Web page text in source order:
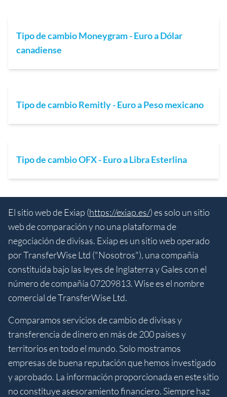
Tipo de cambio Moneygram - Euro a Dólar
canadiense
Tipo de cambio Remitly - Euro a Peso mexicano
Tipo de cambio OFX - Euro a Libra Esterlina
El sitio web de Exiap (https://exiap.es/) es solo un sitio
web de comparación y no una plataforma de
negociación de divisas. Exiap es un sitio web operado
por TransferWise Ltd ("Nosotros"), una compañía
constituida bajo las leyes de Inglaterra y Gales con el
número de compañía 07209813. Wise es el nombre
comercial de TransferWise Ltd.
Comparamos servicios de cambio de divisas y
transferencia de dinero en más de 200 países y
territorios en todo el mundo. Solo mostramos
empresas de buena reputación que hemos investigado
y aprobado. La información proporcionada en este sitio
no constituye asesoramiento financiero. Siempre haz